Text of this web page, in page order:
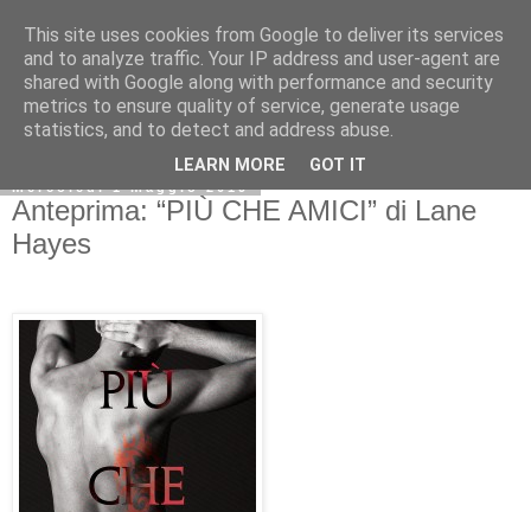
mercoledì 1 maggio 2019
Anteprima: “PIÙ CHE AMICI” di Lane
Hayes
This site uses cookies from Google to deliver its services
and to analyze traffic. Your IP address and user-agent are
shared with Google along with performance and security
metrics to ensure quality of service, generate usage
statistics, and to detect and address abuse.
LEARN MORE GOT IT